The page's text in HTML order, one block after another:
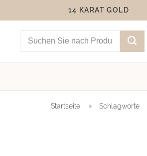
14 KARAT GOLD
Startseite Schlagworte